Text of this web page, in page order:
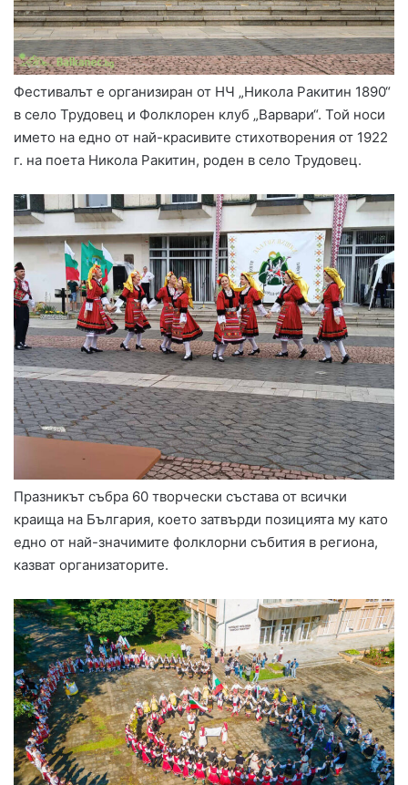
Фестивалът е организиран от НЧ „Никола Ракитин 1890“
в село Трудовец и Фолклорен клуб „Варвари“. Той носи
името на едно от най-красивите стихотворения от 1922
г. на поета Никола Ракитин, роден в село Трудовец.
Празникът събра 60 творчески състава от всички
краища на България, което затвърди позицията му като
едно от най-значимите фолклорни събития в региона,
казват организаторите.